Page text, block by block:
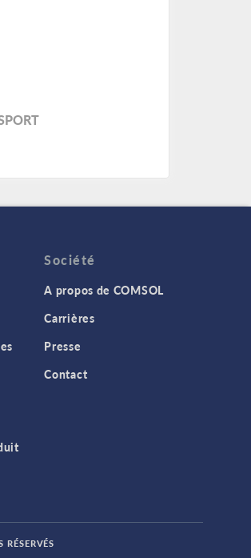
Société
A propos de COMSOL
Carrières
Presse
Contact